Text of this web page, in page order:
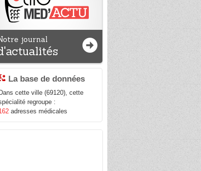
journal
La base de données
Dans cette ville (69120), cette
regroupe :
adresses médicales